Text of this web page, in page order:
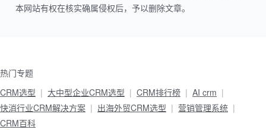
本网站有权在核实确属侵权后，予以删除文章。
热门专题
CRM选型
大中型企业CRM选型 CRM排行榜
AI crm
快消行业CRM解决方案
出海外贸CRM选型
营销管理系统
CRM百科